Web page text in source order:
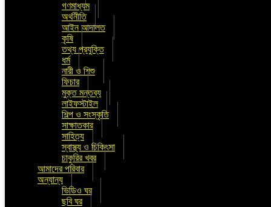
গণমাধ্যম
অর্থনীতি
আইন আদালত
কৃষি
তথ্য প্রযুক্তি
ধর্ম
নারী ও শিশু
ফিচার
মুক্ত মন্তব্য
লাইফস্টাইল
শিল্প ও সংস্কৃতি
সাক্ষাতকার
সাহিত্য
স্বাস্থ্য ও চিকিৎসা
চাকুরির খবর
আমাদের পরিবার
অন্যান্য
ভিডিও ঘর
ছবি ঘর